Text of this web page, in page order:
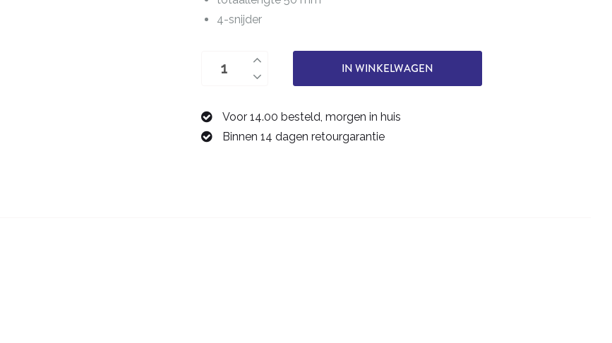
4-snijder
buitenradiusfrees
0068413
aantal
IN WINKELWAGEN
Voor 14.00 besteld, morgen in huis
Binnen 14 dagen retourgarantie